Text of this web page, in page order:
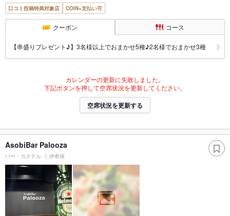
口コミ投稿特典対象店 COIN+支払い可
クーポン コース
【串盛りプレゼント♪】3名様以上でおまかせ5種♪2名様でおまかせ3種
カレンダーの更新に失敗しました。
下記ボタンを押して空席状況を更新してください。
空席状況を更新する
AsobiBar Palooza
バー・カクテル 伊香保